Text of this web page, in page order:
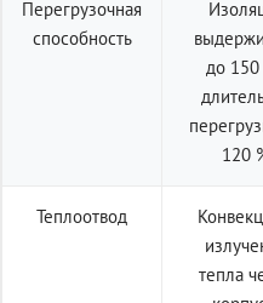
Перегрузочная
способность
до 150
120
Теплоотвод
тепла